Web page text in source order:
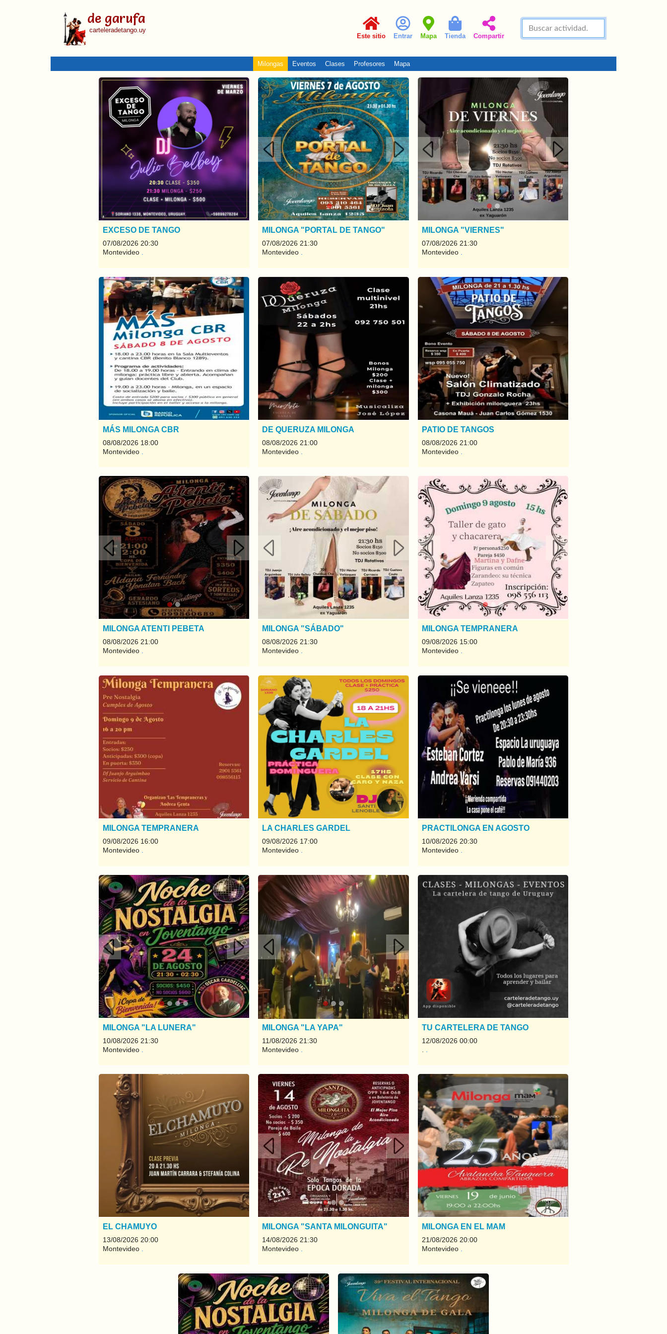
de garufa
carteleradetango.uy
Este sitio
Entrar Mapa Tienda Compartir
Milongas Eventos Clases Profesores Mapa
EXCESO DE TANGO
07/08/2026 20:30
Montevideo .
Anterior Siguiente
MILONGA "PORTAL DE TANGO"
07/08/2026 21:30
Montevideo .
Anterior Siguiente
MILONGA "VIERNES"
07/08/2026 21:30
Montevideo .
MÁS MILONGA CBR
08/08/2026 18:00
Montevideo
DE QUERUZA MILONGA
08/08/2026 21:00
Montevideo
PATIO DE TANGOS
08/08/2026 21:00
Montevideo
Anterior Siguiente
MILONGA ATENTI PEBETA
08/08/2026 21:00
Montevideo .
Anterior Siguiente
MILONGA "SÁBADO"
08/08/2026 21:30
Montevideo .
Anterior Siguiente
MILONGA TEMPRANERA
09/08/2026 15:00
Montevideo .
MILONGA TEMPRANERA
09/08/2026 16:00
Montevideo
LA CHARLES GARDEL
09/08/2026 17:00
Montevideo
PRACTILONGA EN AGOSTO
10/08/2026 20:30
Montevideo
Anterior Siguiente
MILONGA "LA LUNERA"
10/08/2026 21:30
Montevideo
Anterior Siguiente
MILONGA "LA YAPA"
11/08/2026 21:30
Montevideo
TU CARTELERA DE TANGO
12/08/2026 00:00
EL CHAMUYO
13/08/2026 20:00
Montevideo .
Anterior Siguiente
MILONGA "SANTA MILONGUITA"
14/08/2026 21:30
Montevideo .
MILONGA EN EL MAM
21/08/2026 20:00
Montevideo .